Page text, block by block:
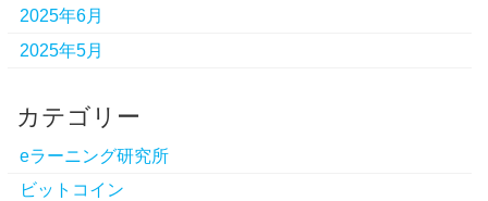
2025年6月
2025年5月
カテゴリー
eラーニング研究所
ビットコイン